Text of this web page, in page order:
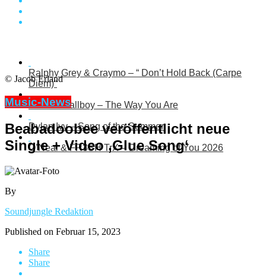
Ralphy Grey & Craymo – “ Don’t Hold Back (Carpe
Diem)“
Electric Callboy – The Way You Are
Dylan Ivy – Song of the Summer
O’Neal & FR3SH TrX – Dreaming of You 2026
© Jacob Erland
Music-News
Beabadoobee veröffentlicht neue
Single + Video ‚Glue Song‘
By
Soundjungle Redaktion
Published on Februar 15, 2023
Share
Share